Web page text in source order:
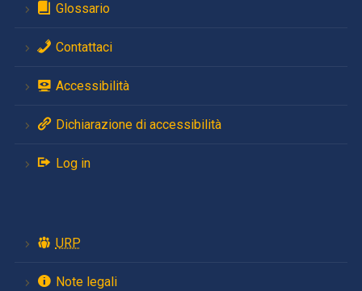
Glossario
Contattaci
Accessibilità
Dichiarazione di accessibilità
Log in
URP
Note legali